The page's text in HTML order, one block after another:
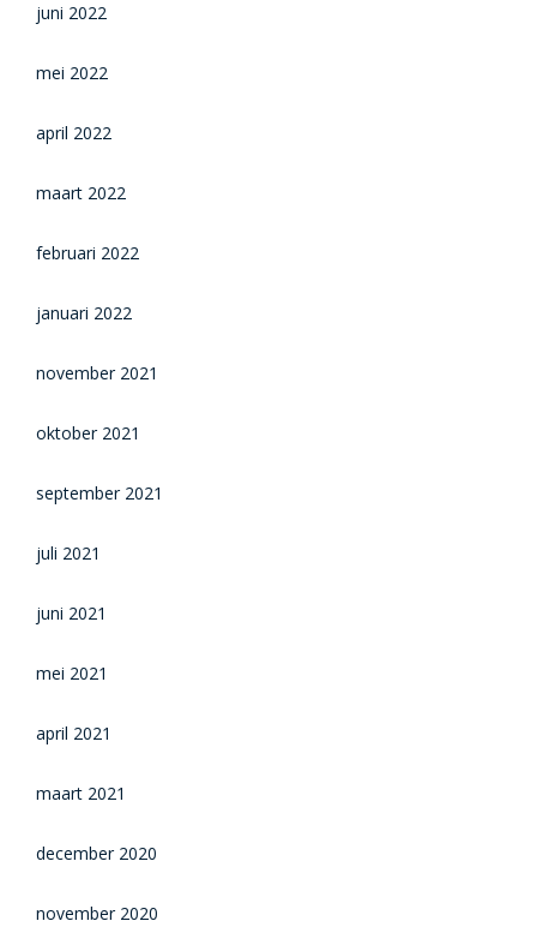
juni 2022
mei 2022
april 2022
maart 2022
februari 2022
januari 2022
november 2021
oktober 2021
september 2021
juli 2021
juni 2021
mei 2021
april 2021
maart 2021
december 2020
november 2020